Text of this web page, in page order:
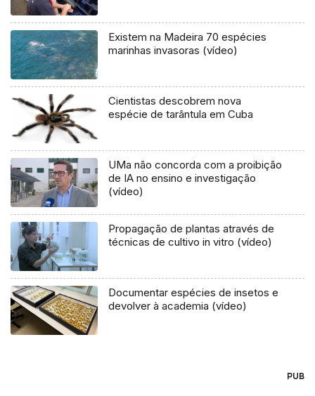
Existem na Madeira 70 espécies
marinhas invasoras (vídeo)
Cientistas descobrem nova
espécie de tarântula em Cuba
UMa não concorda com a proibição
de IA no ensino e investigação
(vídeo)
Propagação de plantas através de
técnicas de cultivo in vitro (vídeo)
Documentar espécies de insetos e
devolver à academia (vídeo)
PUB